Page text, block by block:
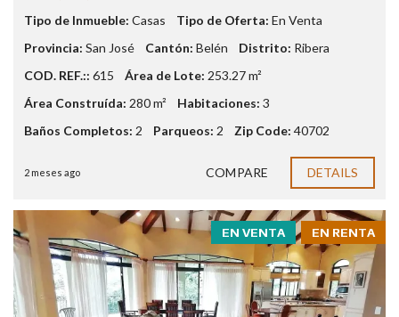
Tipo de Inmueble: Casas Tipo de Oferta: En Venta
Provincia: San José Cantón: Belén Distrito: Ribera
COD. REF.:: 615 Área de Lote: 253.27 m²
Área Construída: 280 m² Habitaciones: 3
Baños Completos: 2 Parqueos: 2 Zip Code: 40702
2 meses ago COMPARE DETAILS
EN RENTA
EN VENTA